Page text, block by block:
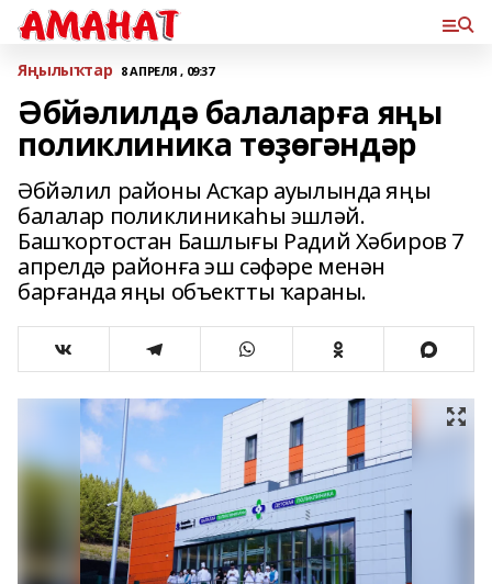
Яңылыҡтар 8 АПРЕЛЯ , 09:37
Әбйәлилдә балаларға яңы
поликлиника төҙөгәндәр
Әбйәлил районы Асҡар ауылында яңы
балалар поликлиникаһы эшләй.
Башҡортостан Башлығы Радий Хәбиров 7
апрелдә районға эш сәфәре менән
барғанда яңы объектты ҡараны.